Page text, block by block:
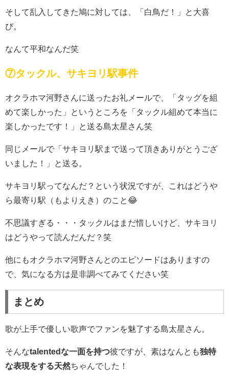
そして乱入してきた鳩に対しては、「白鳥だ！」と大喜
び。
なんて平和なんだ笑
⑦タックル、サキヨリ駅事件
オクラホマ河野さんに送ったお礼メールで、「タッグを組
めて楽しかった」というところを「タックル組めて本当に
楽しかったです！」と送る島太星さん笑
同じメールで「サキヨリ駅まで送って頂きありがとうござ
いました！」と送る。
サキヨリ駅ってなんだ？という状況ですが、これはどうや
ら最寄り駅（もよりえき）のこと😂
不思議すぎる・・・タックルはまだ惜しいけど、サキヨリ
はどうやって読んだんだ？笑
他にもオクラホマ河野さんとのエピソードはありますの
で、気になる方は是非調べてみてください笑
まとめ
歌が上手で優しい歌声でファンを魅了する島太星さん。
そんなtalentedな一面を持つ彼ですが、素はなんとも独特
な表現をする天然ちゃんでした！